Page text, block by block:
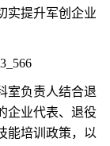
实提升军创企业
负责人结合退
企业代表、退役
能培训政策，以